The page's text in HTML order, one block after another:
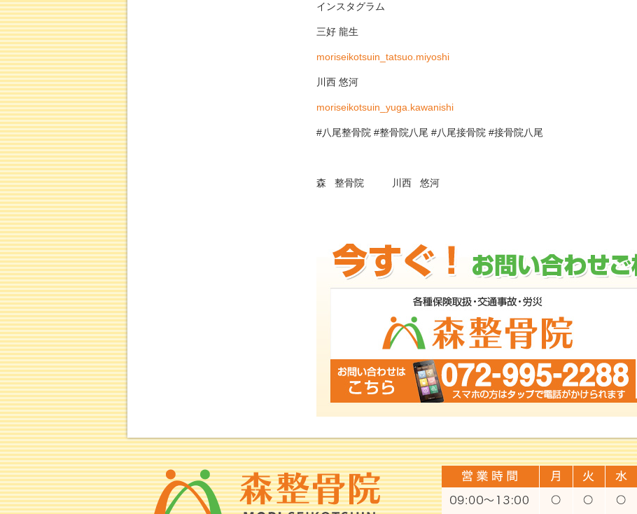
インスタグラム
三好 龍生
moriseikotsuin_tatsuo.miyoshi
川西 悠河
moriseikotsuin_yuga.kawanishi
#八尾整骨院 #整骨院八尾 #八尾接骨院 #接骨院八尾
森 整骨院 川西 悠河